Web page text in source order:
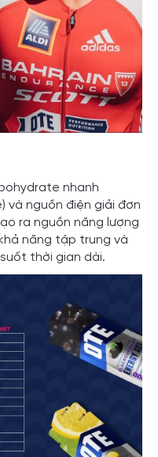
nhanh
và nguồn điện giải đơn
ra nguồn năng lượng
năng tập trung và
thời gian dài.